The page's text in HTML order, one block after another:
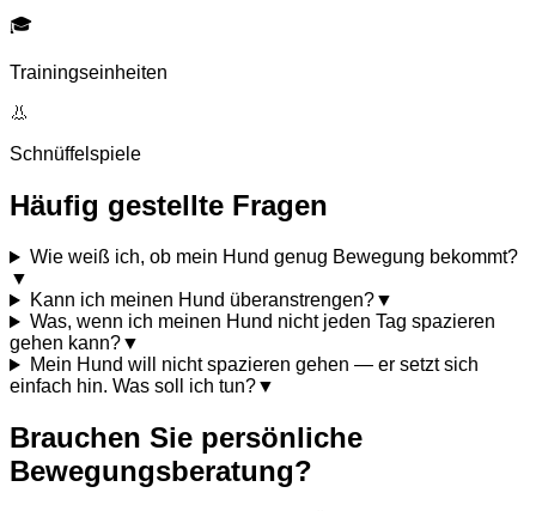
🎓
Trainingseinheiten
👃
Schnüffelspiele
Häufig gestellte Fragen
Wie weiß ich, ob mein Hund genug Bewegung bekommt?
▼
Kann ich meinen Hund überanstrengen?▼
Was, wenn ich meinen Hund nicht jeden Tag spazieren
gehen kann?▼
Mein Hund will nicht spazieren gehen — er setzt sich
einfach hin. Was soll ich tun?▼
Brauchen Sie persönliche
Bewegungsberatung?